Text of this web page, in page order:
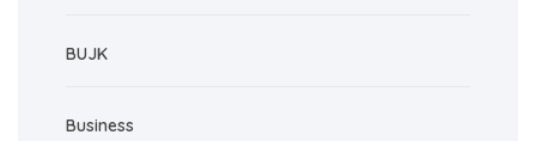
BUJK
Business